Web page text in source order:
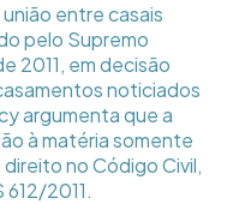
entre casais
pelo Supremo
2011, em decisão
noticiados
argumenta que a
à matéria somente
no Código Civil,
2011.